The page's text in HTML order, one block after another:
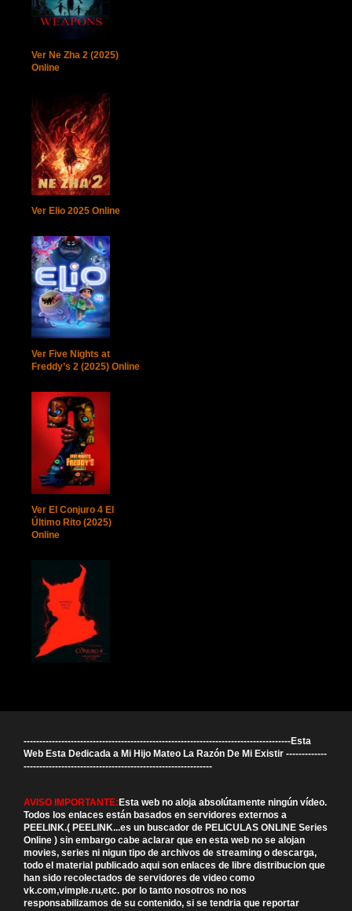
Ver Ne Zha 2 (2025)
Online
Ver Elio 2025 Online
Ver Five Nights at
Freddy’s 2 (2025) Online
Ver El Conjuro 4 El
Último Rito (2025)
Online
-------------------------------------------------------------------------------------Esta
Web Esta Dedicada a Mi Hijo Mateo La Razón De Mi Existir -------------
------------------------------------------------------------
AVISO IMPORTANTE:Esta web no aloja absolútamente ningún vídeo.
Todos los enlaces están basados en servidores externos a
PEELINK.( PEELINK...es un buscador de PELICULAS ONLINE Series
Online ) sin embargo cabe aclarar que en esta web no se alojan
movies, series ni nigun tipo de archivos de streaming o descarga,
todo el material publicado aqui son enlaces de libre distribucion que
han sido recolectados de servidores de video como
vk.com,vimple.ru,etc. por lo tanto nosotros no nos
responsabilizamos de su contenido, si se tendria que reportar